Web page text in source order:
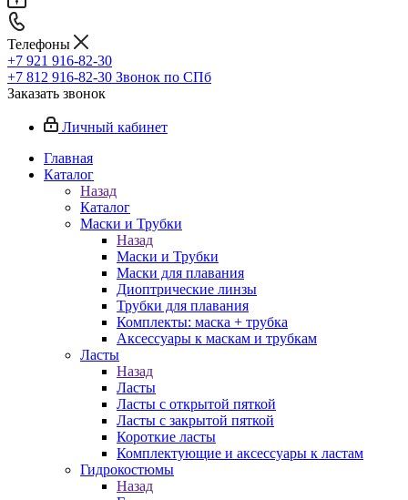
Телефоны
+7 921 916-82-30
+7 812 916-82-30 Звонок по СПб
Заказать звонок
Личный кабинет
Главная
Каталог
Назад
Каталог
Маски и Трубки
Назад
Маски и Трубки
Маски для плавания
Диоптрические линзы
Трубки для плавания
Комплекты: маска + трубка
Аксессуары к маскам и трубкам
Ласты
Назад
Ласты
Ласты с открытой пяткой
Ласты с закрытой пяткой
Короткие ласты
Комплектующие и аксессуары к ластам
Гидрокостюмы
Назад